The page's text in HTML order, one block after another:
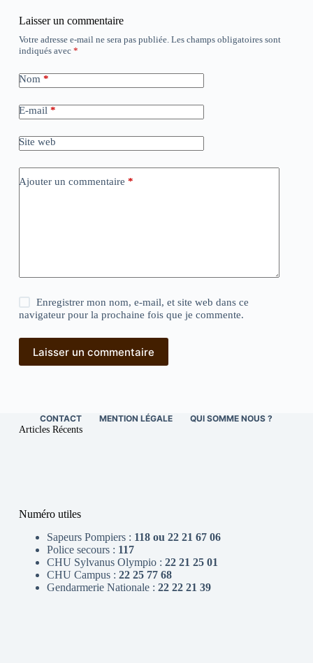
Laisser un commentaire
Votre adresse e-mail ne sera pas publiée. Les champs obligatoires sont
indiqués avec *
Nom *
E-mail *
Site web
Ajouter un commentaire *
Enregistrer mon nom, e-mail, et site web dans ce
navigateur pour la prochaine fois que je commente.
Laisser un commentaire
CONTACT MENTION LÉGALE QUI SOMME NOUS ?
Articles Récents
Numéro utiles
Sapeurs Pompiers : 118 ou 22 21 67 06
Police secours : 117
CHU Sylvanus Olympio : 22 21 25 01
CHU Campus : 22 25 77 68
Gendarmerie Nationale : 22 22 21 39